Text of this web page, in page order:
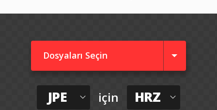
Dosyaları Seçin
JPE için HRZ